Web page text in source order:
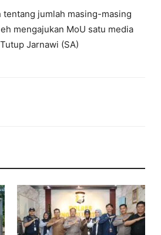
tentang jumlah masing-masing
mengajukan MoU satu media
Jarnawi (SA)